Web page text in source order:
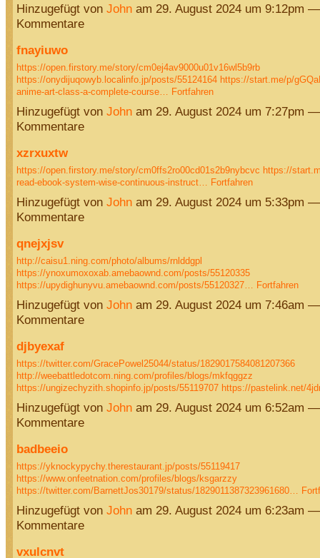
Hinzugefügt von Johnam 29. August 2024 um 9:12pm
Kommentare
fnayiuwo
https://open.firstory.me/story/cm0ej4av9000u01v16wl5b9rb
https://onydijuqowyb.localinfo.jp/posts/55124164 https://start.me/p/
anime-art-class-a-complete-course… Fortfahren
Hinzugefügt von Johnam 29. August 2024 um 7:27pm
Kommentare
xzrxuxtw
https://open.firstory.me/story/cm0ffs2ro00cd01s2b9nybcvc https://
read-ebook-system-wise-continuous-instruct… Fortfahren
Hinzugefügt von Johnam 29. August 2024 um 5:33pm
Kommentare
qnejxjsv
http://caisu1.ning.com/photo/albums/rnlddgpl
https://ynoxumoxoxab.amebaownd.com/posts/55120335
https://upydighunyvu.amebaownd.com/posts/55120327… Fortfahren
Hinzugefügt von Johnam 29. August 2024 um 7:46am
Kommentare
djbyexaf
https://twitter.com/GracePowel25044/status/1829017584081207366
http://weebattledotcom.ning.com/profiles/blogs/mkfqggzz
https://ungizechyzith.shopinfo.jp/posts/55119707 https://pastelink.net/
Hinzugefügt von Johnam 29. August 2024 um 6:52am
Kommentare
badbeeio
https://yknockypychy.therestaurant.jp/posts/55119417
https://www.onfeetnation.com/profiles/blogs/ksgarzzy
https://twitter.com/BarnettJos30179/status/1829011387323961680…
Hinzugefügt von Johnam 29. August 2024 um 6:23am
Kommentare
vxulcnvt